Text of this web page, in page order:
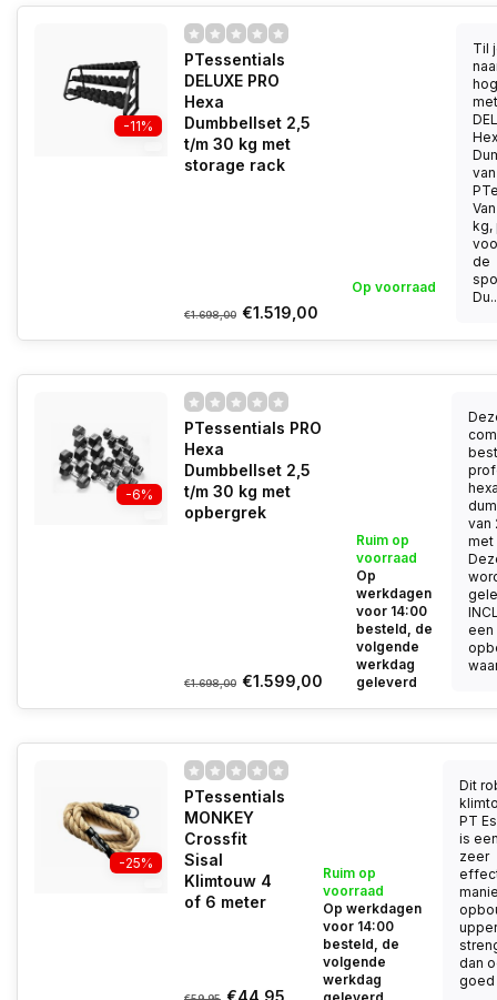
-11%
PTessentials
DELUXE PRO
Hexa
Dumbbellset 2,5
t/m 30 kg met
storage rack
€1.698,00 €1.519,00
Op voorraad
Til
van
kg,
de
-6%
PTessentials PRO
Hexa
Dumbbellset 2,5
t/m 30 kg met
opbergrek
€1.698,00 €1.599,00
Ruim op
voorraad
Op
werkdagen
voor 14:00
besteld, de
volgende
werkdag
geleverd
van
met
een
-25%
PTessentials
MONKEY
Crossfit
Sisal
Klimtouw 4
of 6 meter
€44,95
Ruim op
voorraad
Op werkdagen
voor 14:00
besteld, de
volgende
werkdag
Dit
PT
is
zeer
dan
goed